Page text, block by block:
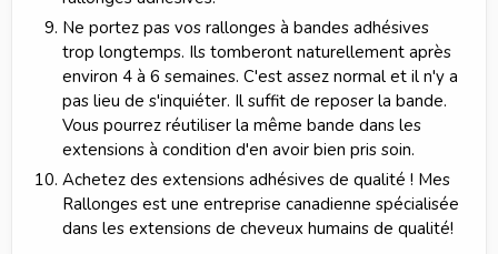
Ne portez pas vos rallonges à bandes adhésives
trop longtemps. Ils tomberont naturellement après
environ 4 à 6 semaines. C'est assez normal et il n'y a
pas lieu de s'inquiéter. Il suffit de reposer la bande.
Vous pourrez réutiliser la même bande dans les
extensions à condition d'en avoir bien pris soin.
Achetez des extensions adhésives de qualité ! Mes
Rallonges est une entreprise canadienne spécialisée
dans les extensions de cheveux humains de qualité!